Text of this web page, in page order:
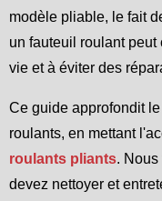
modèle pliable, le fait
un fauteuil roulant
vie et à éviter des
Ce guide approfondit
roulants, en mettant
roulants pliants.
devez nettoyer et